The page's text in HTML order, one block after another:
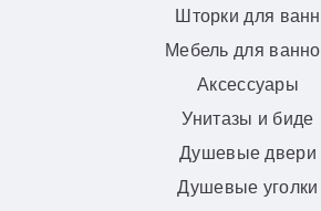
Шторки для ванн
Мебель для
Аксессуары
Унитазы и биде
Душевые двери
Душевые уголки